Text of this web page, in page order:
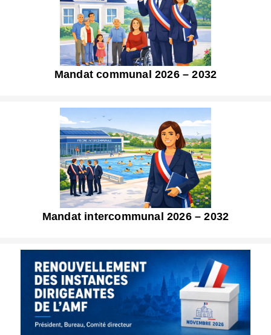
Mandat communal 2026 – 2032
Mandat intercommunal 2026 – 2032